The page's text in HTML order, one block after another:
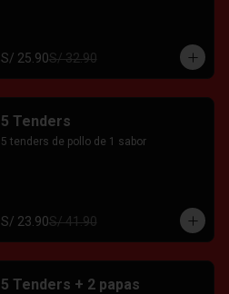
S/ 25.90S/ 32.90
5 Tenders
5 tenders de pollo de 1 sabor
S/ 23.90S/ 41.90
5 Tenders + 2 papas